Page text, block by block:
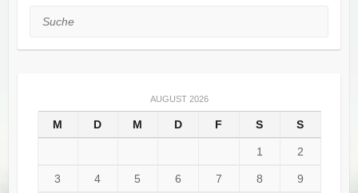
Suche
AUGUST 2026
M D M D F S S
1 2
3 4 5 6 7 8 9